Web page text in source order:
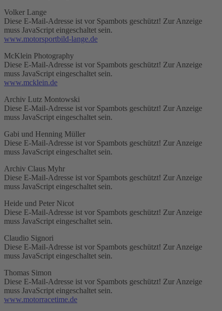
Volker Lange
Diese E-Mail-Adresse ist vor Spambots geschützt! Zur Anzeige
muss JavaScript eingeschaltet sein.
www.motorsportbild-lange.de
McKlein Photography
Diese E-Mail-Adresse ist vor Spambots geschützt! Zur Anzeige
muss JavaScript eingeschaltet sein.
www.mcklein.de
Archiv Lutz Montowski
Diese E-Mail-Adresse ist vor Spambots geschützt! Zur Anzeige
muss JavaScript eingeschaltet sein.
Gabi und Henning Müller
Diese E-Mail-Adresse ist vor Spambots geschützt! Zur Anzeige
muss JavaScript eingeschaltet sein.
Archiv Claus Myhr
Diese E-Mail-Adresse ist vor Spambots geschützt! Zur Anzeige
muss JavaScript eingeschaltet sein.
Heide und Peter Nicot
Diese E-Mail-Adresse ist vor Spambots geschützt! Zur Anzeige
muss JavaScript eingeschaltet sein.
Claudio Signori
Diese E-Mail-Adresse ist vor Spambots geschützt! Zur Anzeige
muss JavaScript eingeschaltet sein.
Thomas Simon
Diese E-Mail-Adresse ist vor Spambots geschützt! Zur Anzeige
muss JavaScript eingeschaltet sein.
www.motorracetime.de